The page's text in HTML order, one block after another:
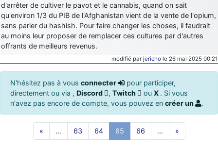
d'arrêter de cultiver le pavot et le cannabis, quand on sait
qu'environ 1/3 du PIB de l'Afghanistan vient de la vente de l'opium,
sans parler du hashish. Pour faire changer les choses, il faudrait
au moins leur proposer de remplacer ces cultures par d'autres
offrants de meilleurs revenus.
modifié par jericho le 26 mai 2025 00:21
N'hésitez pas à vous connecter
pour participer,
directement ou via , Discord , Twitch ou X . Si vous
n'avez pas encore de compte, vous pouvez en créer un .
« … 63 64 65 66 … »